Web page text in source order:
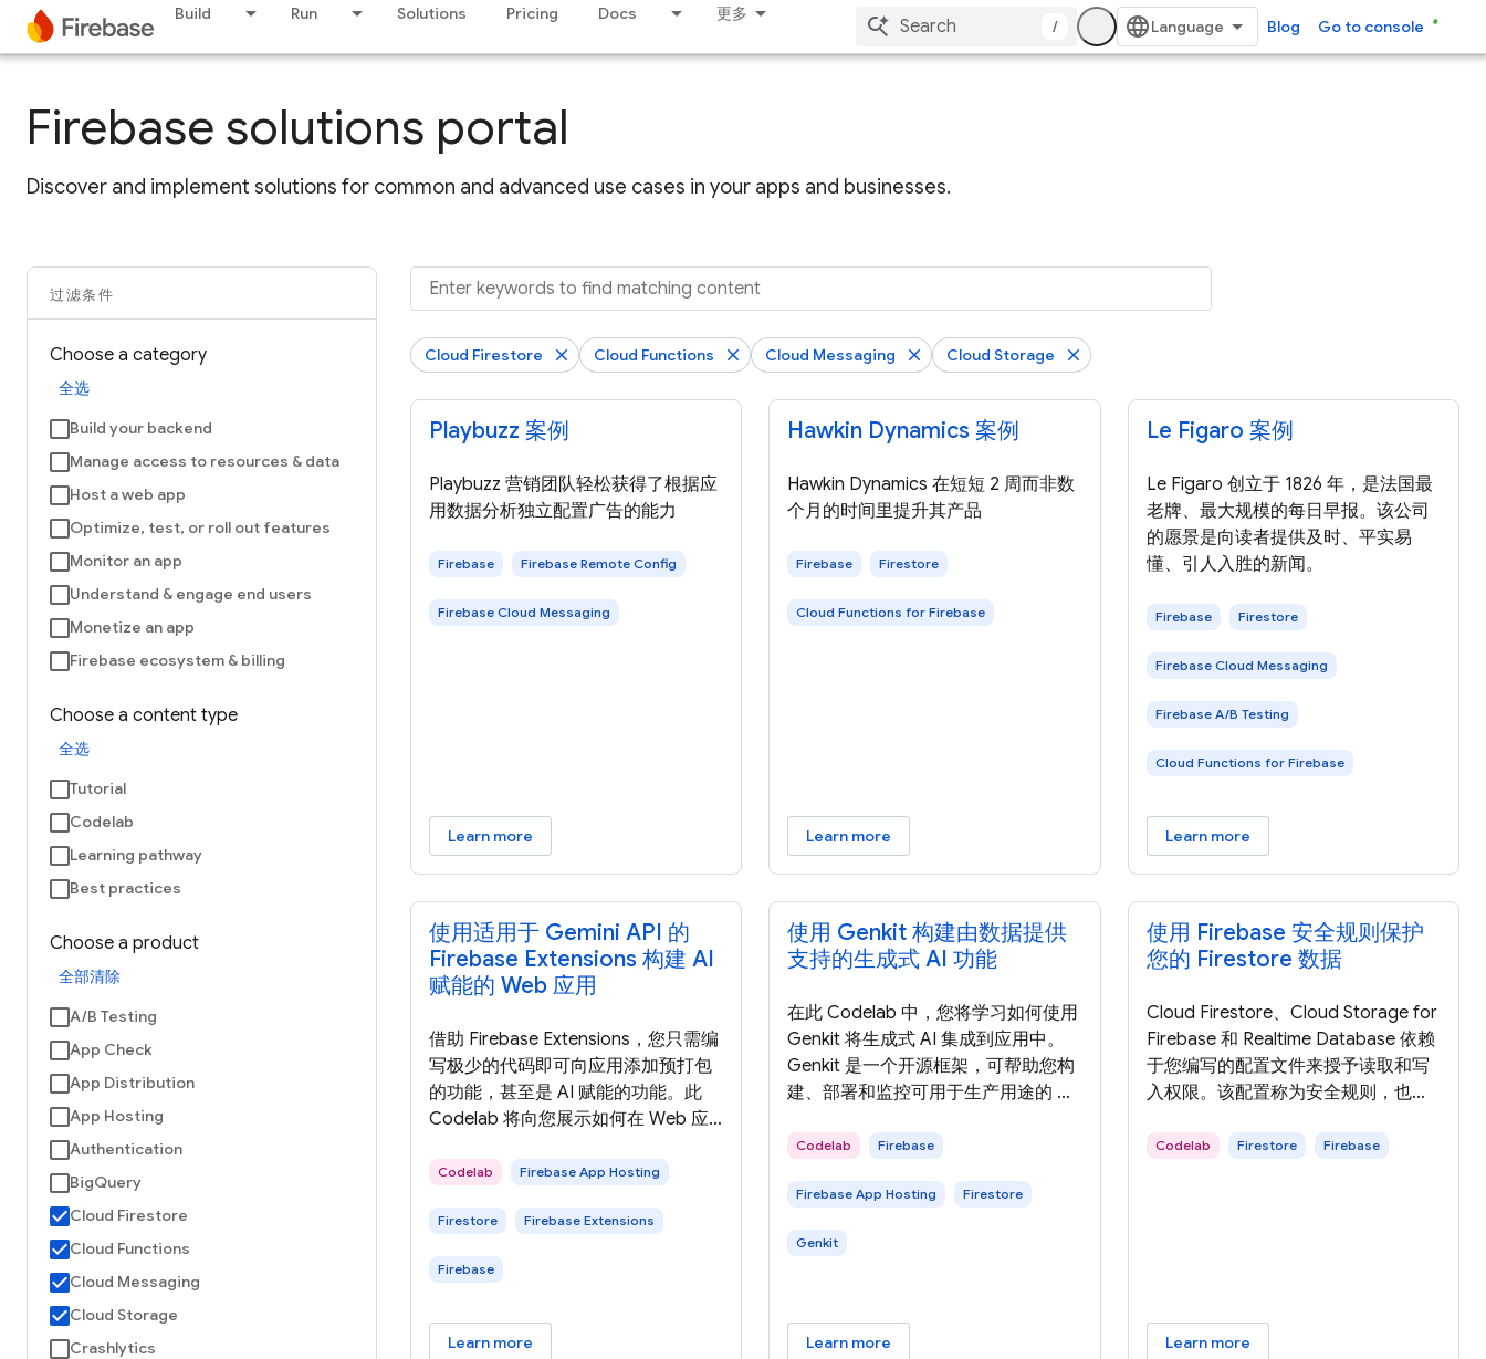
Build Run Solutions Pricing Docs 更多
/ Blog Go to console
Firebase solutions portal
Discover and implement solutions for common and advanced use cases in your apps and businesses.
过滤条件
Choose a category
全选
Build your backend
Manage access to resources & data
Host a web app
Optimize, test, or roll out features
Monitor an app
Understand & engage end users
Monetize an app
Firebase ecosystem & billing
Choose a content type
全选
Tutorial
Codelab
Learning pathway
Best practices
Choose a product
全部清除
A/B Testing
App Check
App Distribution
App Hosting
Authentication
BigQuery
Cloud Firestore
Cloud Functions
Cloud Messaging
Cloud Storage
Crashlytics
Cloud Firestore Cloud Functions Cloud Messaging Cloud Storage
Playbuzz 案例
Playbuzz 营销团队轻松获得了根据应
用数据分析独立配置广告的能力
Firebase Firebase Remote Config
Firebase Cloud Messaging
Learn more
Hawkin Dynamics 案例
Hawkin Dynamics 在短短 2 周而非数
个月的时间里提升其产品
Firebase Firestore
Cloud Functions for Firebase
Learn more
Le Figaro 案例
Le Figaro 创立于 1826 年，是法国最
老牌、最大规模的每日早报。该公司
的愿景是向读者提供及时、平实易
懂、引人入胜的新闻。
Firebase Firestore
Firebase Cloud Messaging
Firebase A/B Testing
Cloud Functions for Firebase
Learn more
使用适用于 Gemini API 的
Firebase Extensions 构建 AI
赋能的 Web 应用
借助 Firebase Extensions，您只需编
写极少的代码即可向应用添加预打包
的功能，甚至是 AI 赋能的功能。此
Codelab 将向您展示如何在 Web 应
以便您利用 Gemini API 根据提供的上
摘要，甚至个性化推荐。 在此
Firebase Extensions 构建 AI 赋能的
体验。 在本部分中，您将查看在此
Codelab Firebase App Hosting
Firestore Firebase Extensions
Firebase
Learn more
使用 Genkit 构建由数据提供
支持的生成式 AI 功能
在此 Codelab 中，您将学习如何使用
Genkit 将生成式 AI 集成到应用中。
Genkit 是一个开源框架，可帮助您构
建、部署和监控可用于生产用途的 AI
而设计，可帮助您以熟悉的模式和范
中。它由 Firebase 团队构建，充分利
用的工具方面的经验。 在本部分中，
在此 Codelab
Codelab Firebase
Firebase App Hosting Firestore
Genkit
Learn more
使用 Firebase 安全规则保护
您的 Firestore 数据
Cloud Firestore、Cloud Storage for
Firebase 和 Realtime Database 依赖
于您编写的配置文件来授予读取和写
入权限。该配置称为安全规则，也可
中最重要的部分之一。此 Codelab 将
Codelab Firestore Firebase
Learn more